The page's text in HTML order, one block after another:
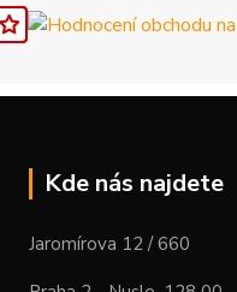
Kde nás najdete
Jaromírova 12 / 660